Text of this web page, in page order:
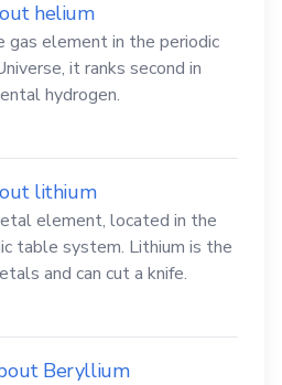
helium
gas element in the periodic
it ranks second in
hydrogen.
lithium
element, located in the
table system. Lithium is the
and can cut a knife.
Beryllium